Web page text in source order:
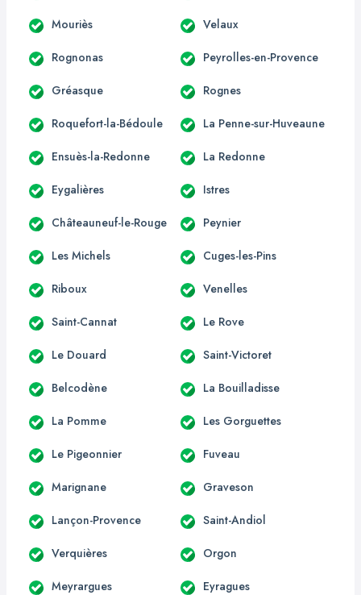
Mouriès Velaux
Rognonas Peyrolles-en-Provence
Gréasque Rognes
Roquefort-la-Bédoule La Penne-sur-Huveaune
Ensuès-la-Redonne La Redonne
Eygalières Istres
Châteauneuf-le-Rouge Peynier
Les Michels Cuges-les-Pins
Riboux Venelles
Saint-Cannat Le Rove
Le Douard Saint-Victoret
Belcodène La Bouilladisse
La Pomme Les Gorguettes
Le Pigeonnier Fuveau
Marignane Graveson
Lançon-Provence Saint-Andiol
Verquières Orgon
Meyrargues Eyragues